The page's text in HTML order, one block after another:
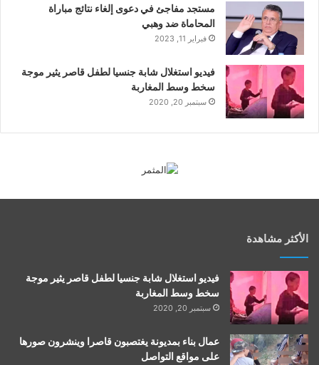
مستجد مفاجئ في دعوى إلغاء نتائج مباراة
المحاماة ضد وهبي
فبراير 11, 2023
فيديو استغلال شابة جنسيا لطفل قاصر يثير موجة
سخط وسط المغاربة
سبتمبر 20, 2020
الأكثر مشاهدة
فيديو استغلال شابة جنسيا لطفل قاصر يثير موجة
سخط وسط المغاربة
سبتمبر 20, 2020
عمال بناء بمديونة يغتصبون قاصرا وينشرون صورها
على مواقع التواصل